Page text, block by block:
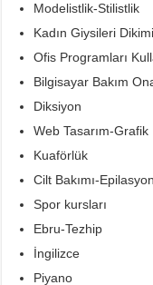
Modelistlik-Stilistlik
Kadın Giysileri Dikimi
Ofis Programları
Bilgisayar Bakım
Diksiyon
Web Tasarım-Grafik
Kuaförlük
Cilt Bakımı-Epilasyon
Spor kursları
Ebru-Tezhip
İngilizce
Piyano